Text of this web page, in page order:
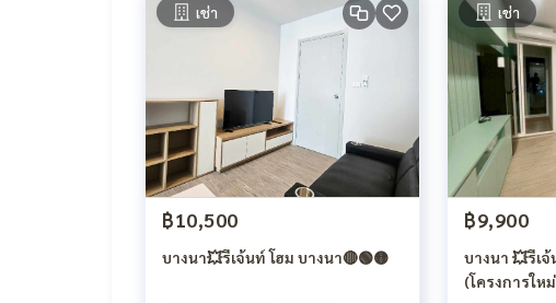
เช่า
฿10,500
บางนา💥รีเจ้นท์ โฮม บางนา🔴🟢🟡
เช่า
฿9,900
บางนา 💥รีเ
(โครงการให